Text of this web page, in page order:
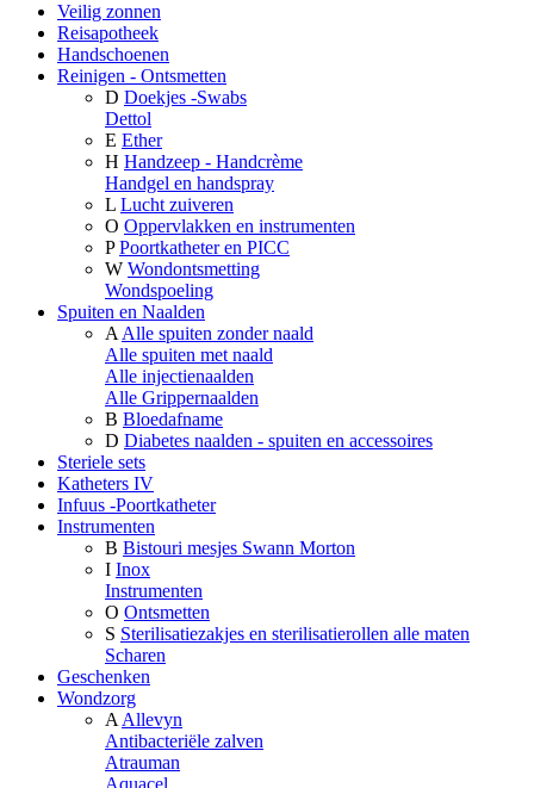
Veilig zonnen
Reisapotheek
Handschoenen
Reinigen - Ontsmetten
D Doekjes -Swabs
Dettol
E Ether
H Handzeep - Handcrème
Handgel en handspray
L Lucht zuiveren
O Oppervlakken en instrumenten
P Poortkatheter en PICC
W Wondontsmetting
Wondspoeling
Spuiten en Naalden
A Alle spuiten zonder naald
Alle spuiten met naald
Alle injectienaalden
Alle Grippernaalden
B Bloedafname
D Diabetes naalden - spuiten en accessoires
Steriele sets
Katheters IV
Infuus -Poortkatheter
Instrumenten
B Bistouri mesjes Swann Morton
I Inox
Instrumenten
O Ontsmetten
S Sterilisatiezakjes en sterilisatierollen alle maten
Scharen
Geschenken
Wondzorg
A Allevyn
Antibacteriële zalven
Atrauman